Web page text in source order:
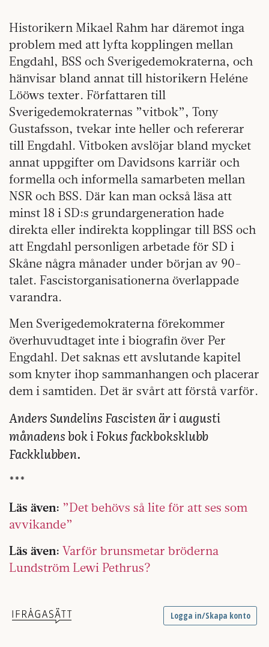
Historikern Mikael Rahm har däremot inga
problem med att lyfta kopplingen mellan
Engdahl, BSS och Sverigedemokraterna, och
hänvisar bland annat till historikern Heléne
Lööws texter. Författaren till
Sverigedemokraternas ”vitbok”, Tony
Gustafsson, tvekar inte heller och refererar
till Engdahl. Vitboken avslöjar bland mycket
annat uppgifter om Davidsons karriär och
formella och informella samarbeten mellan
NSR och BSS. Där kan man också läsa att
minst 18 i SD:s grundargeneration hade
direkta eller indirekta kopplingar till BSS och
att Engdahl personligen arbetade för SD i
Skåne några månader under början av 90-
talet. Fascistorganisationerna överlappade
varandra.
Men Sverigedemokraterna förekommer
överhuvudtaget inte i biografin över Per
Engdahl. Det saknas ett avslutande kapitel
som knyter ihop sammanhangen och placerar
dem i samtiden. Det är svårt att förstå varför.
Anders Sundelins Fascisten är i augusti
månadens bok i Fokus fackboksklubb
Fackklubben.
***
Läs även: ”Det behövs så lite för att ses som
avvikande”
Läs även: Varför brunsmetar bröderna
Lundström Lewi Pethrus?